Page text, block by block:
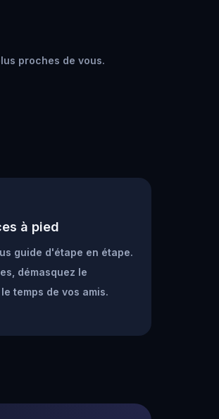
proches de vous.
à pied
guide d'étape en étape.
démasquez le
temps de vos amis.